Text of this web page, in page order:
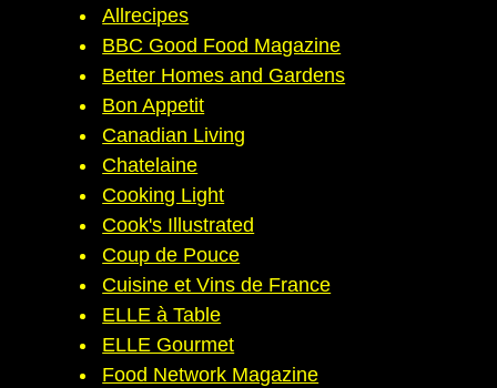
Allrecipes
BBC Good Food Magazine
Better Homes and Gardens
Bon Appetit
Canadian Living
Chatelaine
Cooking Light
Cook's Illustrated
Coup de Pouce
Cuisine et Vins de France
ELLE à Table
ELLE Gourmet
Food Network Magazine